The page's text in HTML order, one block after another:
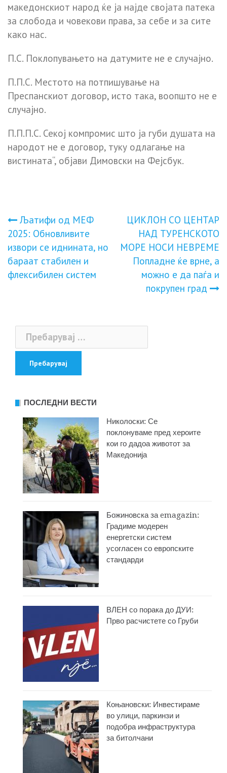
македонскиот народ ќе ја најде својата патека
за слобода и човекови права, за себе и за сите
како нас.
П.С. Поклопувањето на датумите не е случајно.
П.П.С. Местото на потпишување на
Преспанскиот договор, исто така, воопшто не е
случајно.
П.П.П.С. Секој компромис што ја губи душата на
народот не е договор, туку одлагање на
вистината“, објави Димовски на Фејсбук.
Навигација
на
напис
Љатифи од МЕФ
2025: Обновливите
извори се иднината, но
бараат стабилен и
флексибилен систем
ЦИКЛОН СО ЦЕНТАР
НАД ТУРЕНСКОТО
МОРЕ НОСИ НЕВРЕМЕ
Попладне ќе врне, а
можно е да паѓа и
покрупен град
Пребарувај
за:
ПОСЛЕДНИ ВЕСТИ
Николоски: Се
поклонуваме пред хероите
кои го дадоа животот за
Македонија
Божиновска за emagazin:
Градиме модерен
енергетски систем
усогласен со европските
стандарди
ВЛЕН со порака до ДУИ:
Прво расчистете со Груби
Коњановски: Инвестираме
во улици, паркинзи и
подобра инфраструктура
за битолчани